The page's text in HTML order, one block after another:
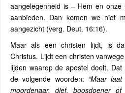
aangelegenheid is – Hem en
aanbieden. Dan komen we niet
aangezicht (verg. Deut. 16:16).
Maar als een christen lijdt, is
Christus. Lijdt een christen
lijden waarop de apostel doelt.
de volgende woorden: “Maar
moordenaar, dief, boosdoener of